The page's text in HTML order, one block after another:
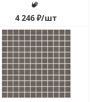
4 246₽/шт